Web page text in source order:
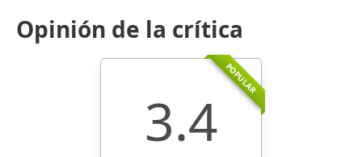
Opinión de la crítica
POPULAR
3.4